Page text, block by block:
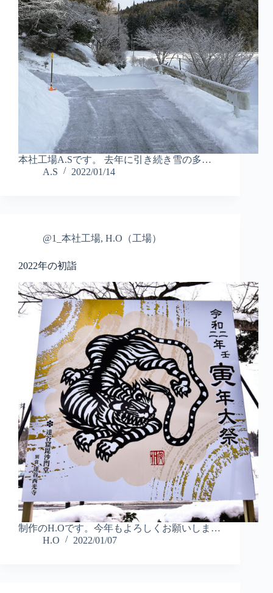
本社工場A.Sです。 去年に引き続き雪の多…
A.S
2022/01/14
@1_本社工場, H.O（工場）
2022年の初詣
制作のH.Oです。今年もよろしくお願いしま…
H.O
2022/01/07